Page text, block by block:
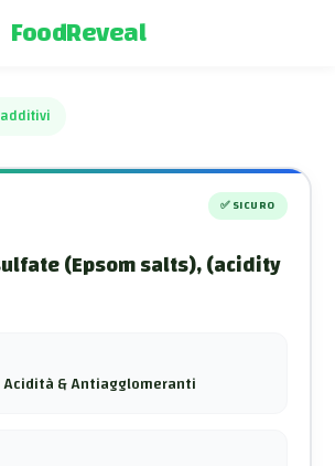
FoodReveal
✅SICURO
(Epsom salts), (acidity
& Antiagglomeranti